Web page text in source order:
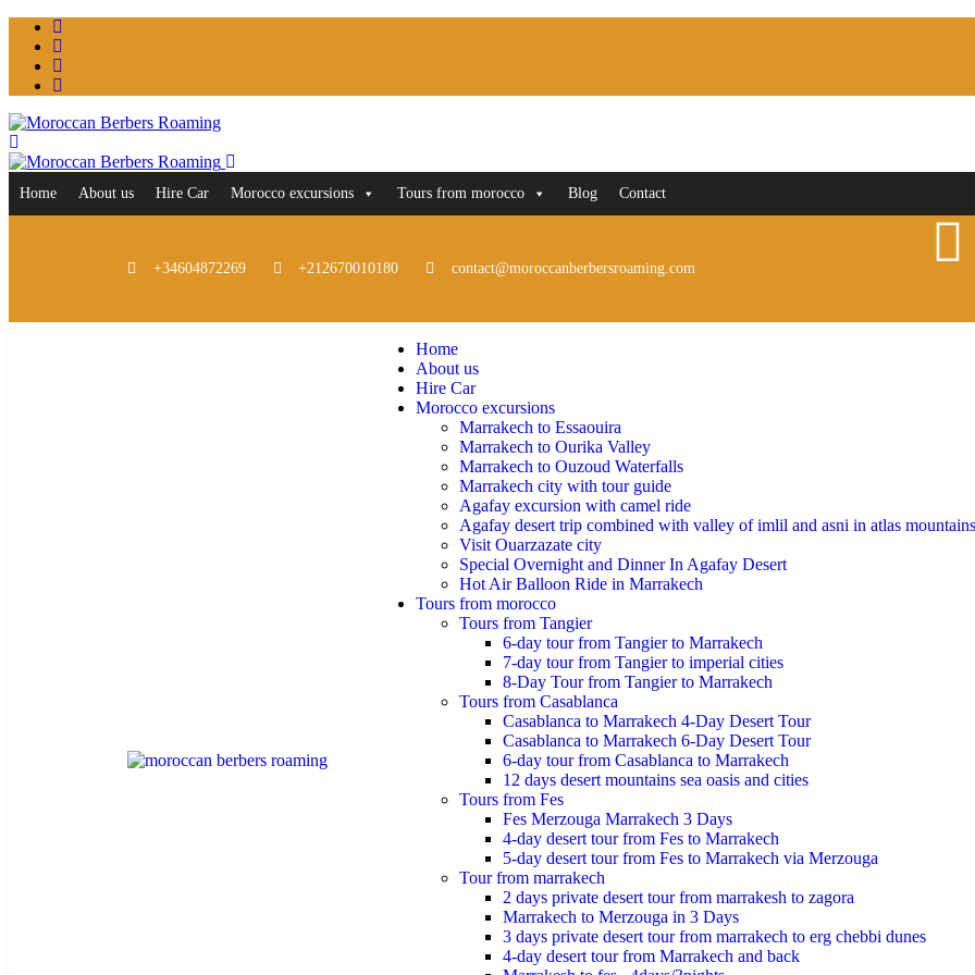
Home About us Hire Car Morocco excursions Tours from morocco Blog Contact
+34604872269 +212670010180 contact@moroccanberbersroaming.com
Home
About us
Hire Car
Morocco excursions
Marrakech to Essaouira
Marrakech to Ourika Valley
Marrakech to Ouzoud Waterfalls
Marrakech city with tour guide
Agafay excursion with camel ride
Agafay desert trip combined with valley of imlil and asni in atlas mountains
Visit Ouarzazate city
Special Overnight and Dinner In Agafay Desert
Hot Air Balloon Ride in Marrakech
Tours from morocco
Tours from Tangier
6-day tour from Tangier to Marrakech
7-day tour from Tangier to imperial cities
8-Day Tour from Tangier to Marrakech
Tours from Casablanca
Casablanca to Marrakech 4-Day Desert Tour
Casablanca to Marrakech 6-Day Desert Tour
6-day tour from Casablanca to Marrakech
12 days desert mountains sea oasis and cities
Tours from Fes
Fes Merzouga Marrakech 3 Days
4-day desert tour from Fes to Marrakech
5-day desert tour from Fes to Marrakech via Merzouga
Tour from marrakech
2 days private desert tour from marrakesh to zagora
Marrakech to Merzouga in 3 Days
3 days private desert tour from marrakech to erg chebbi dunes
4-day desert tour from Marrakech and back